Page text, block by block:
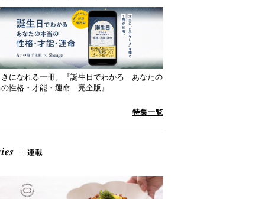
きになれる一冊。『誕生日でわかる あなたの
性格・才能・運命 完全版』
特集一覧